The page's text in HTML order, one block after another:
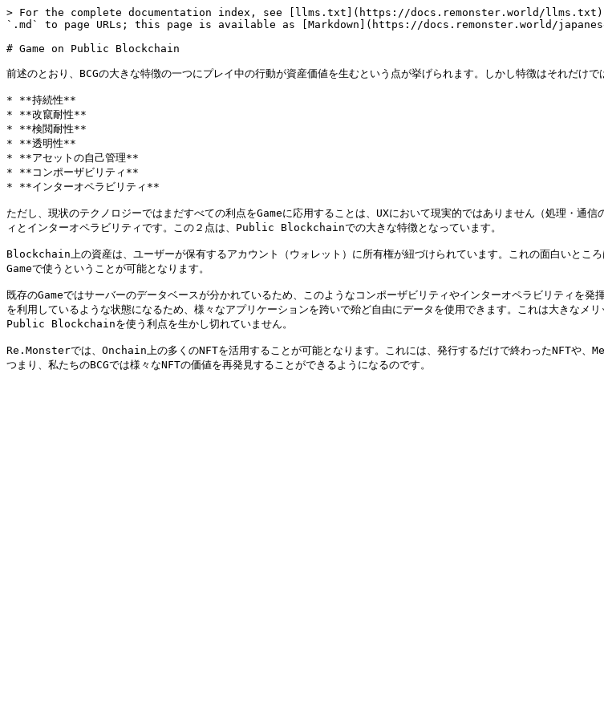
> For the complete documentation index, see [llms.txt](https://docs.remonster.world/llms.txt).
`.md` to page URLs; this page is available as [Markdown](https://docs.remonster.world/
# Game on Public Blockchain
前述のとおり、BCGの大きな特徴の一つにプレイ中の行動が資産価値を生むという点が挙げられます。しかし特徴はそれ
* **持続性**
* **改竄耐性**
* **検閲耐性**
* **透明性**
* **アセットの自己管理**
* **コンポーザビリティ**
* **インターオペラビリティ**
ただし、現状のテクノロジーではまだすべての利点をGameに応用することは、UXにおいて現実的ではありません（処理・通
ィとインターオペラビリティです。この２点は、Public Blockchainでの大きな特徴となっています。
Blockchain上の資産は、ユーザーが保有するアカウント（ウォレット）に所有権が紐づけられています。これの面白いとこ
Gameで使うということが可能となります。
既存のGameではサーバーのデータベースが分かれているため、このようなコンポーザビリティやインターオペラビリテ
を利用しているような状態になるため、様々なアプリケーションを跨いで殆ど自由にデータを使用できます。これは大きなメ
Public Blockchainを使う利点を生かし切れていません。
Re.Monsterでは、Onchain上の多くのNFTを活用することが可能となります。これには、発行するだけで終わったNFTや、